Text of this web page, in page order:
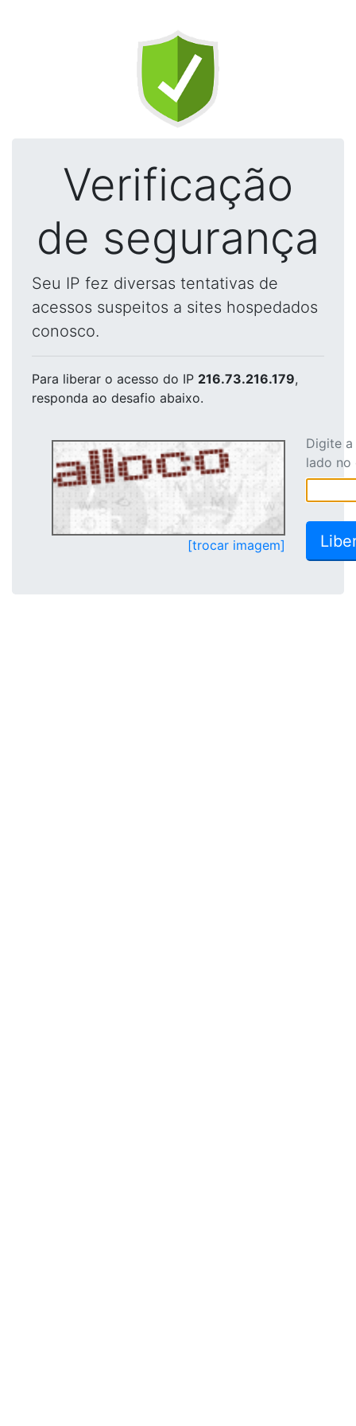
Verificação
de segurança
Seu IP fez diversas tentativas de
acessos suspeitos a sites hospedados
conosco.
Para liberar o acesso do IP 216.73.216.179,
responda ao desafio abaixo.
[trocar imagem]
Digite
lado no